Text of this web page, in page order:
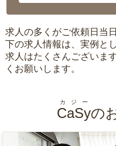
求人の多くがご依頼日当
下の求人情報は、実例と
求人はたくさんございま
くお願いします。
CaSy
カジー
の